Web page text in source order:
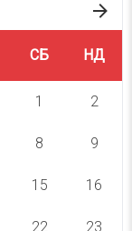
СБ НД
1 2
8 9
15 16
22 23